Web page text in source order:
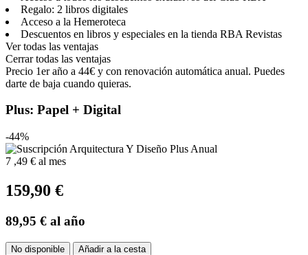
Regalo: 2 libros digitales
Acceso a la Hemeroteca
Descuentos en libros y especiales en la tienda RBA Revistas
Ver todas las ventajas
Cerrar todas las ventajas
Precio 1er año a 44€ y con renovación automática anual. Puedes
darte de baja cuando quieras.
Plus: Papel + Digital
-44%
7 ,49 € al mes
159,90 €
89,95 € al año
No disponible Añadir a la cesta